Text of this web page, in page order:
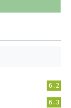
6.2
6.3